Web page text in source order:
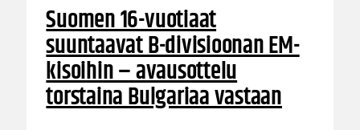
Suomen 16-vuotiaat
suuntaavat B-divisioonan EM-
kisoihin – avausottelu
torstaina Bulgariaa vastaan